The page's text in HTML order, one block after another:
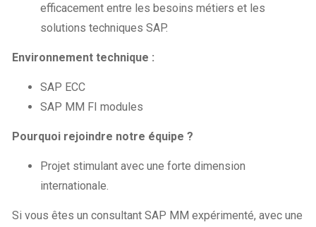
efficacement entre les besoins métiers et les
solutions techniques SAP.
Environnement technique :
SAP ECC
SAP MM FI modules
Pourquoi rejoindre notre équipe ?
Projet stimulant avec une forte dimension
internationale.
Si vous êtes un consultant SAP MM expérimenté, avec une